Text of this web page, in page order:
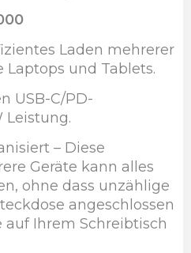
Laden mehrerer
Laptops und Tablets.
USB-C/PD-
Leistung.
– Diese
Geräte kann alles
ohne dass unzählige
angeschlossen
auf Ihrem Schreibtisch